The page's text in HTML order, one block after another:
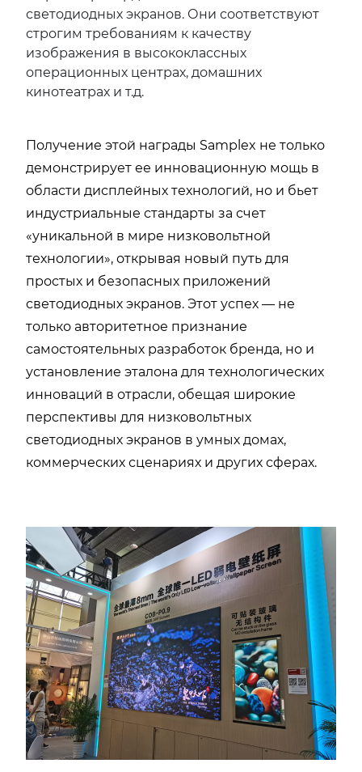
светодиодных экранов. Они соответствуют
строгим требованиям к качеству
изображения в высококлассных
операционных центрах, домашних
кинотеатрах и т.д.
Получение этой награды Samplex не только
демонстрирует ее инновационную мощь в
области дисплейных технологий, но и бьет
индустриальные стандарты за счет
«уникальной в мире низковольтной
технологии», открывая новый путь для
простых и безопасных приложений
светодиодных экранов. Этот успех — не
только авторитетное признание
самостоятельных разработок бренда, но и
установление эталона для технологических
инноваций в отрасли, обещая широкие
перспективы для низковольтных
светодиодных экранов в умных домах,
коммерческих сценариях и других сферах.